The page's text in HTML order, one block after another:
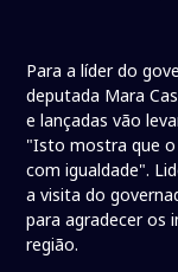
Para a líder do
deputada Mara
e lançadas vão
"Isto mostra que
com igualdade".
a visita do
para agradecer os
região.